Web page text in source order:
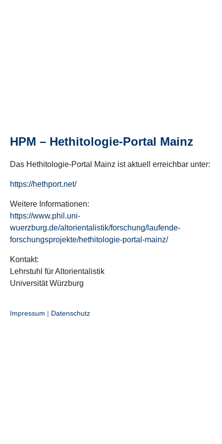
HPM – Hethitologie-Portal Mainz
Das Hethitologie-Portal Mainz ist aktuell erreichbar unter:
https://hethport.net/
Weitere Informationen:
https://www.phil.uni-
wuerzburg.de/altorientalistik/forschung/laufende-
forschungsprojekte/hethitologie-portal-mainz/
Kontakt:
Lehrstuhl für Altorientalistik
Universität Würzburg
Impressum | Datenschutz